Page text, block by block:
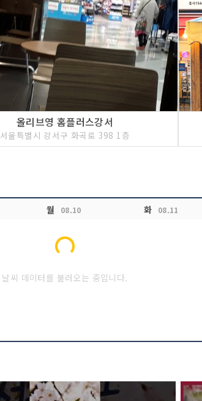
올리브영 홈플러스강서
서울특별시 강서구 화곡로 398 1층
월 08.10 화 08.11
Loading...
날씨 데이터를 불러오는 중입니다.